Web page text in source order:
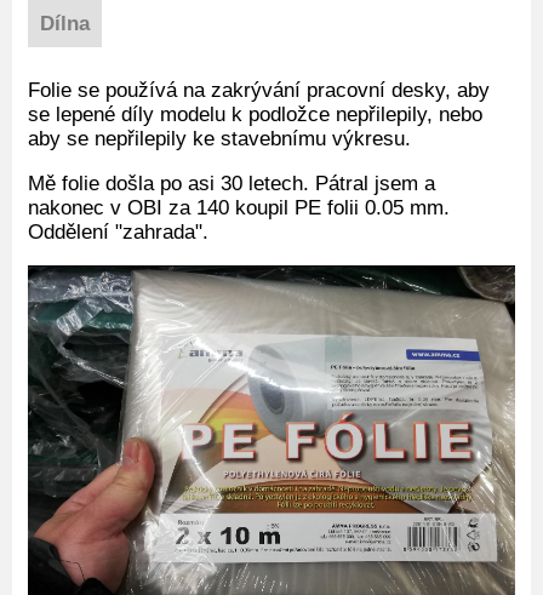
Dílna
Folie se používá na zakrývání pracovní desky, aby
se lepené díly modelu k podložce nepřilepily, nebo
aby se nepřilepily ke stavebnímu výkresu.
Mě folie došla po asi 30 letech. Pátral jsem a
nakonec v OBI za 140 koupil PE folii 0.05 mm.
Oddělení "zahrada".